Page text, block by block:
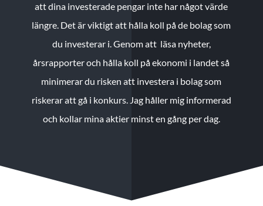
att dina investerade pengar inte har något värde
längre. Det är viktigt att hålla koll på de bolag som
du investerar i. Genom att läsa nyheter,
årsrapporter och hålla koll på ekonomi i landet så
minimerar du risken att investera i bolag som
riskerar att gå i konkurs. Jag håller mig informerad
och kollar mina aktier minst en gång per dag.